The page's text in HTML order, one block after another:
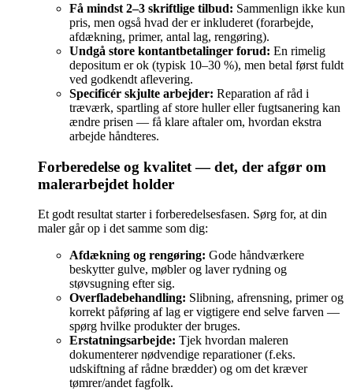
Få mindst 2–3 skriftlige tilbud: Sammenlign ikke kun
pris, men også hvad der er inkluderet (forarbejde,
afdækning, primer, antal lag, rengøring).
Undgå store kontantbetalinger forud: En rimelig
depositum er ok (typisk 10–30 %), men betal først fuldt
ved godkendt aflevering.
Specificér skjulte arbejder: Reparation af råd i
træværk, spartling af store huller eller fugtsanering kan
ændre prisen — få klare aftaler om, hvordan ekstra
arbejde håndteres.
Forberedelse og kvalitet — det, der afgør om
malerarbejdet holder
Et godt resultat starter i forberedelsesfasen. Sørg for, at din
maler går op i det samme som dig:
Afdækning og rengøring: Gode håndværkere
beskytter gulve, møbler og laver rydning og
støvsugning efter sig.
Overfladebehandling: Slibning, afrensning, primer og
korrekt påføring af lag er vigtigere end selve farven —
spørg hvilke produkter der bruges.
Erstatningsarbejde: Tjek hvordan maleren
dokumenterer nødvendige reparationer (f.eks.
udskiftning af rådne brædder) og om det kræver
tømrer/andet fagfolk.